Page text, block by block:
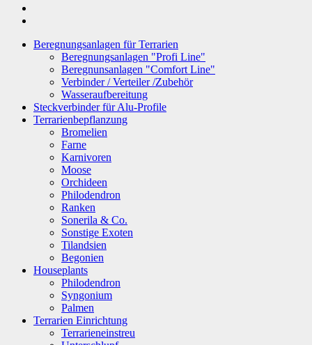
Beregnungsanlagen für Terrarien
Beregnungsanlagen "Profi Line"
Beregnunsanlagen "Comfort Line"
Verbinder / Verteiler /Zubehör
Wasseraufbereitung
Steckverbinder für Alu-Profile
Terrarienbepflanzung
Bromelien
Farne
Karnivoren
Moose
Orchideen
Philodendron
Ranken
Sonerila & Co.
Sonstige Exoten
Tilandsien
Begonien
Houseplants
Philodendron
Syngonium
Palmen
Terrarien Einrichtung
Terrarieneinstreu